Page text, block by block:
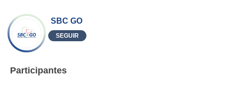
SBC GO
SEGUIR
Participantes